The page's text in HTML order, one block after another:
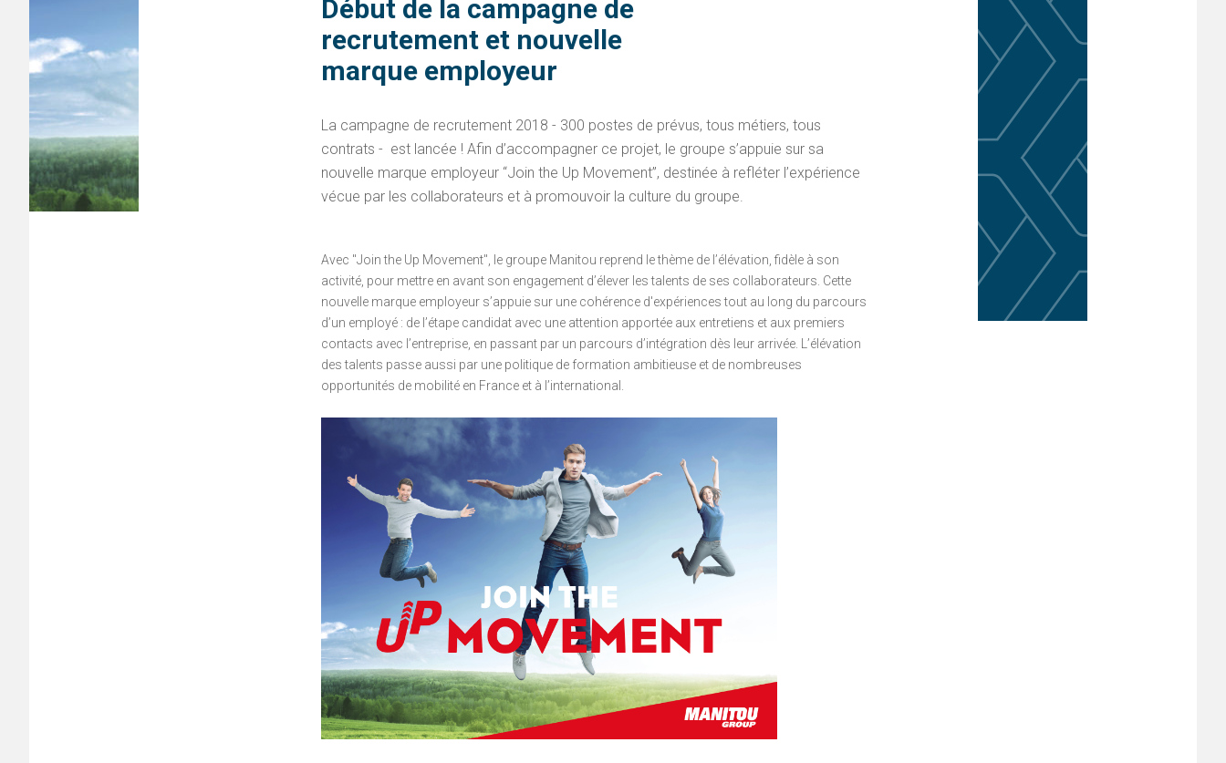
Début de la campagne de
recrutement et nouvelle
marque employeur
La campagne de recrutement 2018 - 300 postes de prévus, tous métiers, tous
contrats - est lancée ! Afin d’accompagner ce projet, le groupe s’appuie sur sa
nouvelle marque employeur “Join the Up Movement”, destinée à refléter l’expérience
vécue par les collaborateurs et à promouvoir la culture du groupe.
Avec "Join the Up Movement", le groupe Manitou reprend le thème de l’élévation, fidèle à son
activité, pour mettre en avant son engagement d’élever les talents de ses collaborateurs. Cette
nouvelle marque employeur s’appuie sur une cohérence d'expériences tout au long du parcours
d’un employé : de l’étape candidat avec une attention apportée aux entretiens et aux premiers
contacts avec l’entreprise, en passant par un parcours d’intégration dès leur arrivée. L’élévation
des talents passe aussi par une politique de formation ambitieuse et de nombreuses
opportunités de mobilité en France et à l’international.